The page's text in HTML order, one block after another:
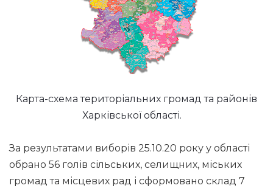
Карта-схема територіальних громад та районів
Харківської області.
За результатами виборів 25.10.20 року у області
обрано 56 голів сільських, селищних, міських
громад та місцевих рад і сформовано склад 7